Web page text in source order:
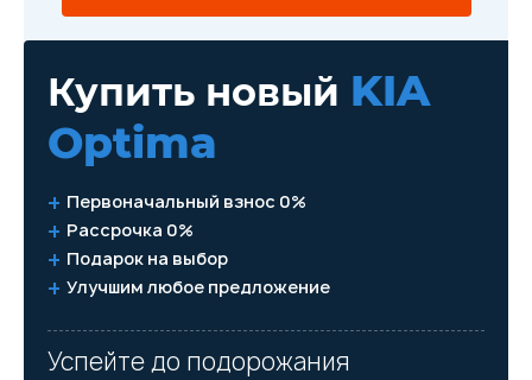
Купить новый KIA
Optima
Первоначальный взнос 0%
Рассрочка 0%
Подарок на выбор
Улучшим любое предложение
Успейте до подорожания